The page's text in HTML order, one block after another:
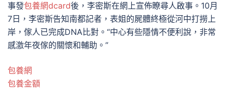
事發包養網dcard後，李密斯在網上宣佈瞭尋人啟事。10月
7日，李密斯告知南都記者，表姐的屍體終極從河中打撈上
岸，傢人已完成DNA比對。“中心有些隱情不便利說，非常
感激年夜傢的關懷和輔助。”
包養網
包養金額